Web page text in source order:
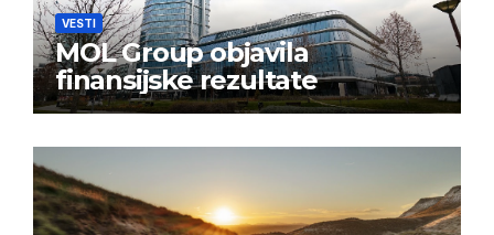
VESTI
MOL Group objavila
finansijske rezultate